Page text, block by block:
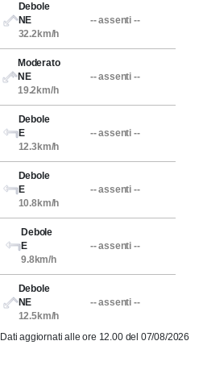
Debole
NE
32.2km/h
-- assenti --
Moderato
NE
19.2km/h
-- assenti --
Debole
E
12.3km/h
-- assenti --
Debole
E
10.8km/h
-- assenti --
Debole
E
9.8km/h
-- assenti --
Debole
NE
12.5km/h
-- assenti --
Dati aggiornati alle ore 12.00 del 07/08/2026